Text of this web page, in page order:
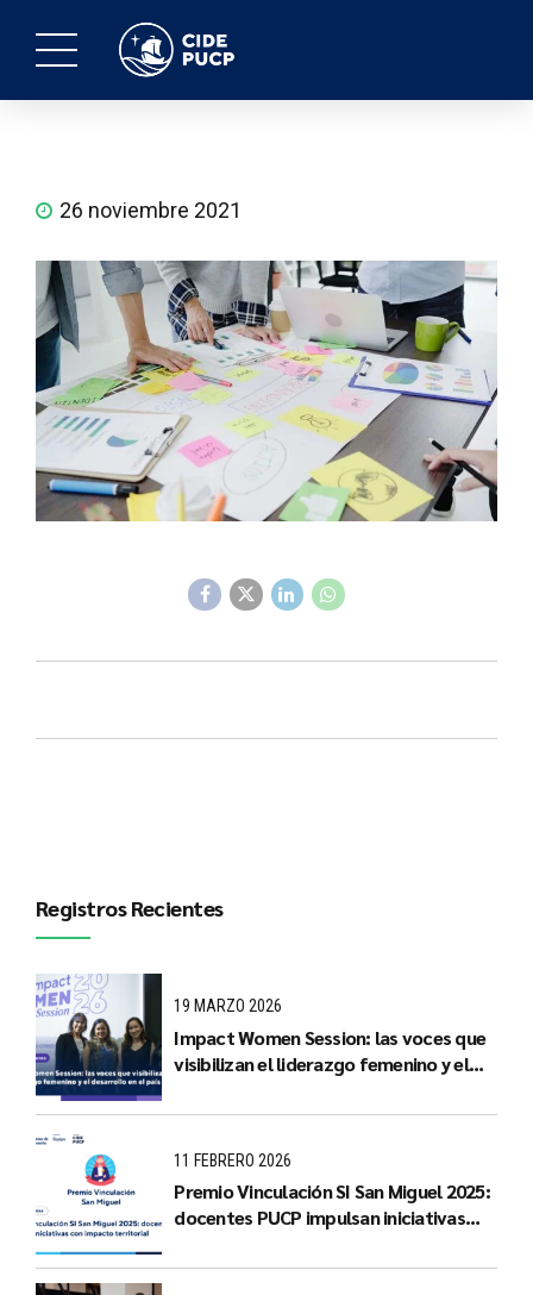
26 noviembre 2021
Registros Recientes
19 MARZO 2026
Impact Women Session: las voces que
visibilizan el liderazgo femenino y el
11 FEBRERO 2026
Premio Vinculación SI San Miguel 2025:
docentes PUCP impulsan iniciativas